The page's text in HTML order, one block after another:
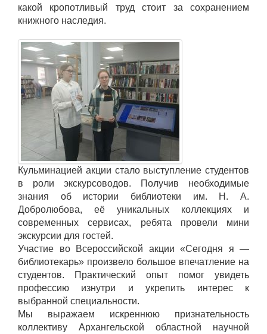
какой кропотливый труд стоит за сохранением
книжного наследия.
Кульминацией акции стало выступление студентов
в роли экскурсоводов. Получив необходимые
знания об истории библиотеки им. Н. А.
Добролюбова, её уникальных коллекциях и
современных сервисах, ребята провели мини
экскурсии для гостей.
Участие во Всероссийской акции «Сегодня я —
библиотекарь» произвело большое впечатление на
студентов. Практический опыт помог увидеть
профессию изнутри и укрепить интерес к
выбранной специальности.
Мы выражаем искреннюю признательность
коллективу Архангельской областной научной